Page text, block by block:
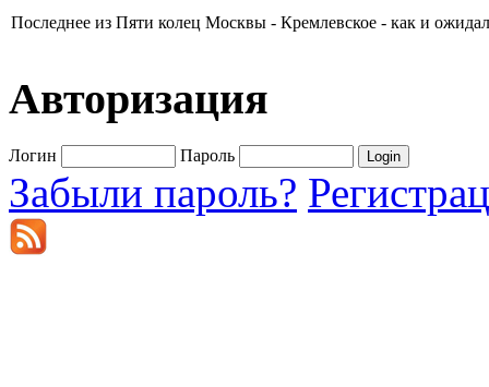
Последнее из Пяти колец Москвы - Кремлевское - как и
Авторизация
Логин Пароль
Забыли пароль?